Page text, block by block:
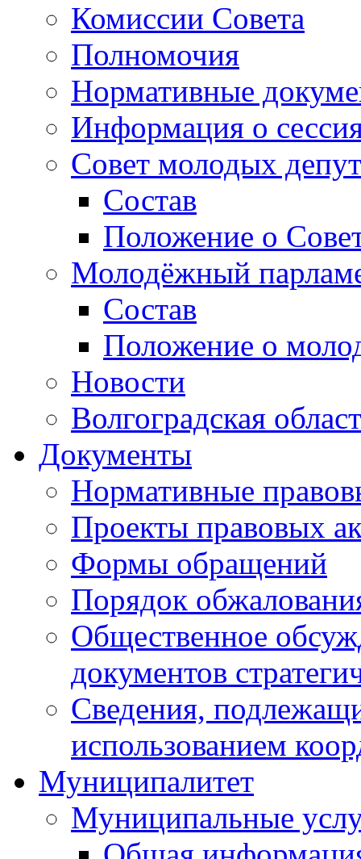
Комиссии Совета
Полномочия
Нормативные
Информация о
Совет молодых
Состав
Положение о
Молодёжный
Состав
Положение о
Новости
Волгоградская
Документы
Нормативные
Проекты правовых
Формы обращений
Порядок
Общественное
документов
Сведения,
использованием
Муниципалитет
Муниципальные